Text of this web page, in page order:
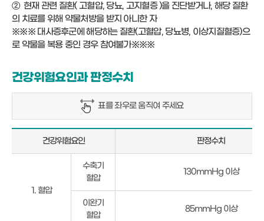
② 현재 관련 질환( 고혈압, 당뇨, 고지혈증 )을 진단받거나, 해당 질환
의 치료를 위해 약물처방을 받지 아니한 자
※※※ 대사증후군에 해당하는 질환(고혈압, 당뇨병, 이상지질혈증)으
로 약물을 복용 중인 경우 참여불가※※※
건강위험요인과 판정수치
표를 좌우로 움직여 주세요
위
험
건강위험요인 판정수치
1. 혈압
수축기
혈압
130mmHg 이상
이완기
혈압
85mmHg 이상